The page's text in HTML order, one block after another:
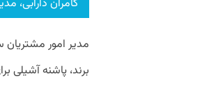
کامران دارابی،
مدیر امور
برند، پاشنه آشیلی